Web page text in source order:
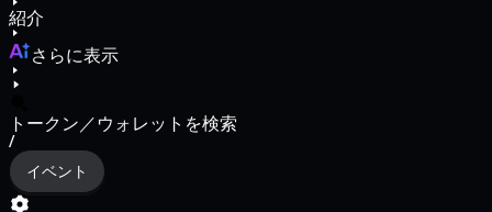
紹介
さらに表示
トークン／ウォレットを検索
/
イベント